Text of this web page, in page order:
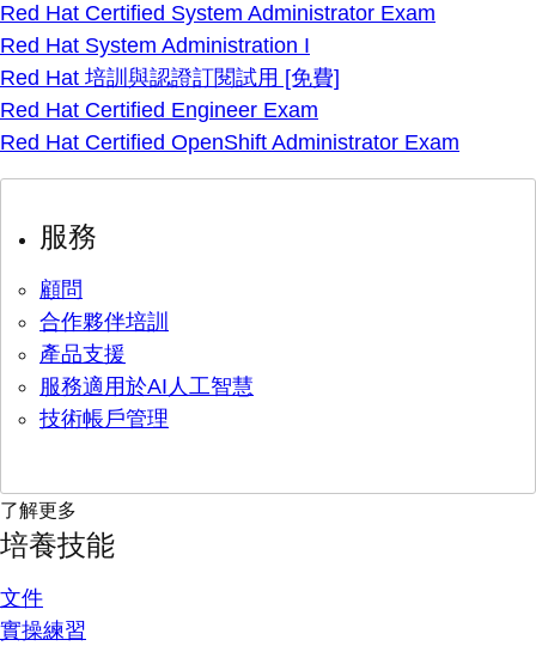
Red Hat Certified System Administrator Exam
Red Hat System Administration I
Red Hat 培訓與認證訂閱試用 [免費]
Red Hat Certified Engineer Exam
Red Hat Certified OpenShift Administrator Exam
服務
顧問
合作夥伴培訓
產品支援
服務適用於AI人工智慧
技術帳戶管理
了解更多
培養技能
文件
實操練習